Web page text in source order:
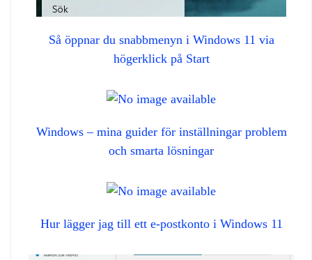
Så öppnar du snabbmenyn i Windows 11 via
högerklick på Start
Windows – mina guider för inställningar problem
och smarta lösningar
Hur lägger jag till ett e-postkonto i Windows 11